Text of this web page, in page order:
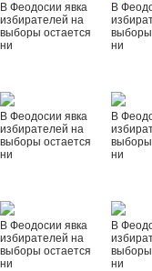
В Феодосии явка
избирателей на
выборы остается
ни
В
выборы
ни
В Феодосии явка
избирателей на
выборы остается
ни
В
выборы
ни
В Феодосии явка
избирателей на
выборы остается
ни
В
выборы
ни